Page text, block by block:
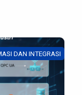
DAN INTEGRASI